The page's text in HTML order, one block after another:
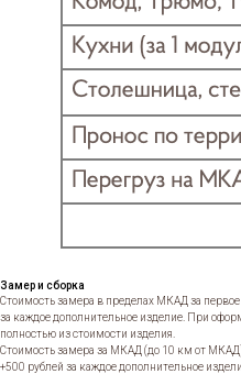
Замер и сборка
Стоимость замера в пределах МКАД за
за каждое дополнительное изделие. При
полностью из стоимости изделия.
Стоимость замера за МКАД (до 10 км от МКАД)
+500 рублей за каждое дополнительное